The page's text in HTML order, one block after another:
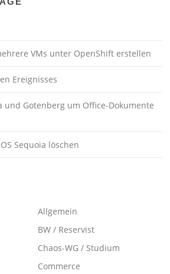
VMs unter OpenShift erstellen
Ereignisses
und Gotenberg um Office-Dokumente
Sequoia löschen
Allgemein
BW / Reservist
Chaos-WG / Studium
Commerce